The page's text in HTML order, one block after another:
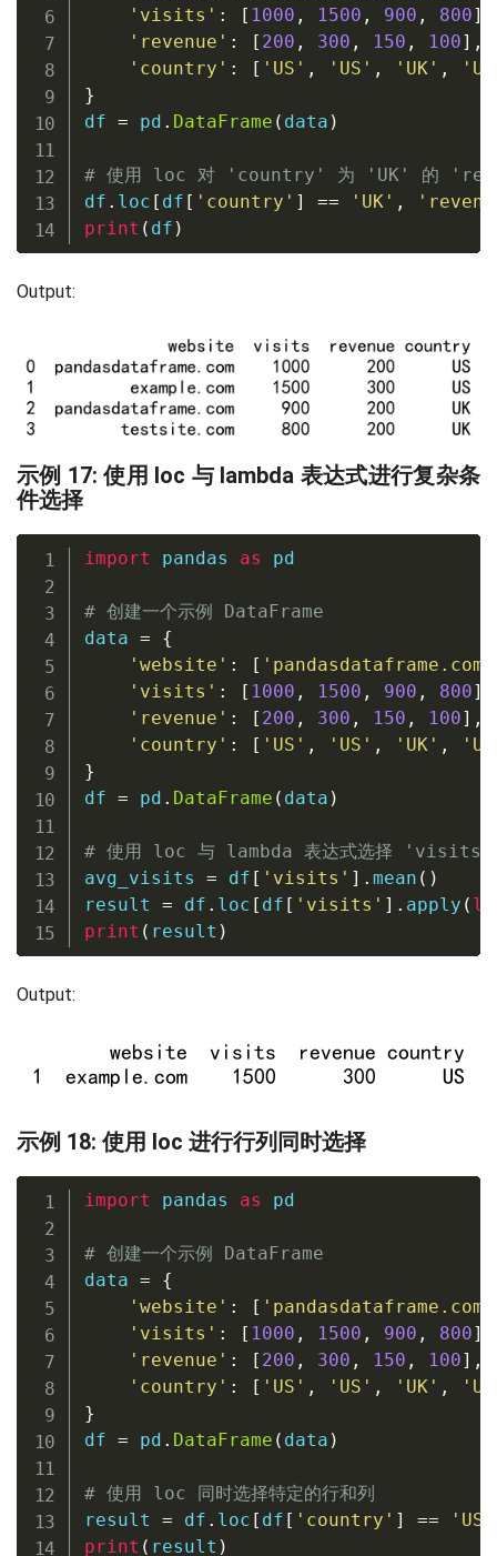
'visits' : [ 1000 , 1500 , 900 , 800]
'revenue' : [ 200 , 300 , 150 , 100] ,
'country' : [ 'US' , 'US' , 'UK' ,
}
df = pd . DataFrame ( data )
# 使用 loc 对 'country' 为 'UK' 的
df . loc [ df [ 'country' ] == 'UK' ,
print ( df )
Output:
示例 17: 使用 loc 与 lambda 表达式进行复杂条
件选择
import pandas as pd
# 创建一个示例 DataFrame
data =
{
'website' : [ 'pandasdataframe.com'
'visits' : [ 1000 , 1500 , 900 , 800]
'revenue' : [ 200 , 300 , 150 , 100] ,
'country' : [ 'US' , 'US' , 'UK' ,
}
df = pd . DataFrame ( data )
# 使用 loc 与 lambda 表达式选择 'visits' 大
avg_visits = df [ 'visits' ] . mean ( )
result = df . loc [ df [ 'visits' ] . apply (
print ( result )
Output:
示例 18: 使用 loc 进行行列同时选择
import pandas as pd
# 创建一个示例 DataFrame
data =
{
'website' : [ 'pandasdataframe.com'
'visits' : [ 1000 , 1500 , 900 , 800]
'revenue' : [ 200 , 300 , 150 , 100] ,
'country' : [ 'US' , 'US' , 'UK' ,
}
df = pd . DataFrame ( data )
# 使用 loc 同时选择特定的行和列
result = df . loc [ df [ 'country' ] == 'US'
print ( result )